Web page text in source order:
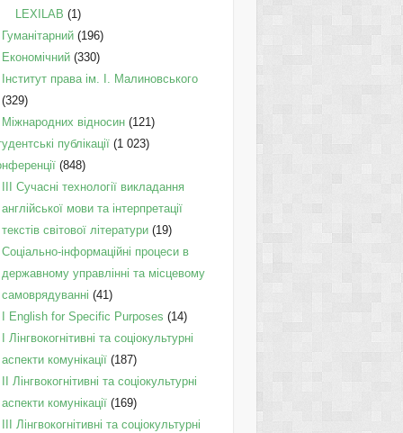
LEXILAB (1)
Гуманітарний(196)
Економічний(330)
Інститут права ім. І. Малиновського
(329)
Міжнародних відносин(121)
публікації(1 023)
(848)
III Сучасні технології викладання
англійської мови та інтерпретації
текстів світової літератури(19)
Соціально-інформаційні процеси в
державному управлінні та місцевому
самоврядуванні (41)
І English for Specific Purposes (14)
I Лінгвокогнітивні та соціокультурні
аспекти комунікації(187)
IІ Лінгвокогнітивні та соціокультурні
аспекти комунікації(169)
IІI Лінгвокогнітивні та соціокультурні